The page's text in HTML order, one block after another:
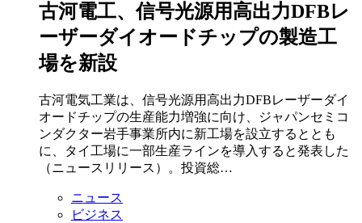
古河電工、信号光源用高出力DFBレ
ーザーダイオードチップの製造工
場を新設
古河電気工業は、信号光源用高出力DFBレーザーダイ
オードチップの生産能力増強に向け、ジャパンセミコ
ンダクター岩手事業所内に新工場を設立するととも
に、タイ工場に一部生産ラインを導入すると発表した
（ニュースリリース）。投資総…
ニュース
ビジネス